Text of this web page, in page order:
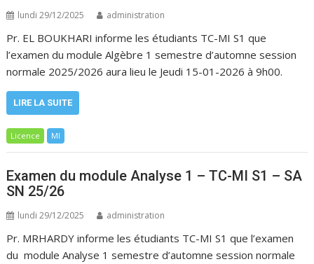
lundi 29/12/2025 administration
Pr. EL BOUKHARI informe les étudiants TC-MI S1 que
l’examen du module Algèbre 1 semestre d’automne session
normale 2025/2026 aura lieu le Jeudi 15-01-2026 à 9h00.
LIRE LA SUITE
Licence MI
Examen du module Analyse 1 – TC-MI S1 – SA
SN 25/26
lundi 29/12/2025 administration
Pr. MRHARDY informe les étudiants TC-MI S1 que l’examen
du module Analyse 1 semestre d’automne session normale